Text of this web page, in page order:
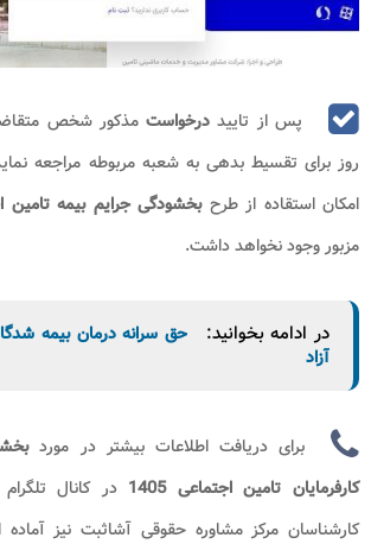
پس از تایید درخواست
روز برای تقسیط بدهی به شعبه مربوطه مراجعه
امکان استقاده از طرحبخشودگی جرایم بیمه تامین
مزبور وجود نخواهد داشت.
در ادامه بخوانید:
حق سرانه درمان بیمه
آزاد
برای دریافت اطلاعات بیشتر در مورد
کارفرمایان تامین اجتماعی 1405​​
در کانال
کارشناسان مرکز مشاوره حقوقی آشاثبت نیز آماده